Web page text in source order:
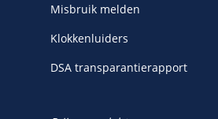
Misbruik melden
Klokkenluiders
DSA transparantierapport